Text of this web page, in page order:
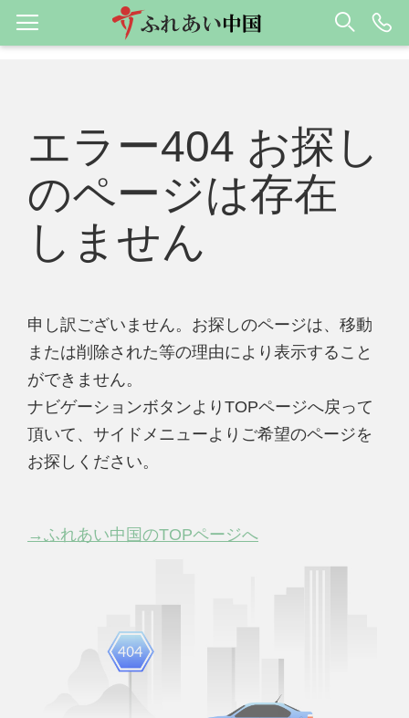
エラー404 お探し
のページは存在
しません
申し訳ございません。お探しのページは、移動
または削除された等の理由により表示すること
ができません。
ナビゲーションボタンよりTOPページへ戻って
頂いて、サイドメニューよりご希望のページを
お探しください。
→ふれあい中国のTOPページへ